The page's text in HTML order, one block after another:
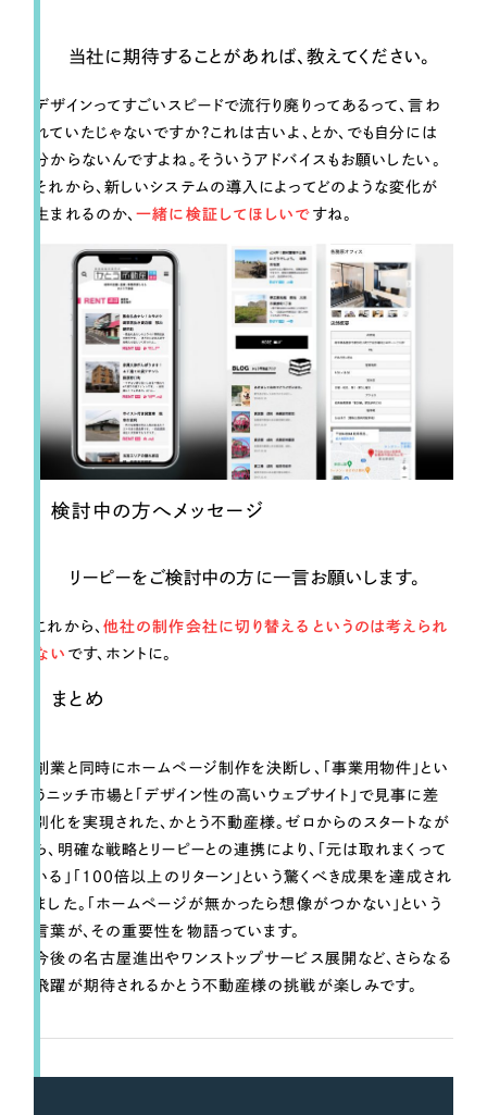
当社に期待することがあれば、教えてください。
デザインってすごいスピードで流行り廃りってあるって、言わ
れていたじゃないですか？これは古いよ、とか、でも自分には
分からないんですよね。そういうアドバイスもお願いしたい。
それから、新しいシステムの導入によってどのような変化が
生まれるのか、一緒に検証してほしいで すね。
検討中の方へメッセージ
リーピーをご検討中の方に一言お願いします。
これから、 他社の制作会社に切り替えるというのは考えられ
ない です、ホントに。
まとめ
創業と同時にホームページ制作を決断し、「事業用物件」とい
うニッチ市場と「デザイン性の高いウェブサイト」で見事に差
別化を実現された、かとう不動産様。ゼロからのスタートなが
ら、明確な戦略とリーピーとの連携により、「元は取れまくって
いる」「100倍以上のリターン」という驚くべき成果を達成され
ました。「ホームページが無かったら想像がつかない」という
言葉が、その重要性を物語っています。
今後の名古屋進出やワンストップサービス展開など、さらなる
飛躍が期待されるかとう不動産様の挑戦が楽しみです。